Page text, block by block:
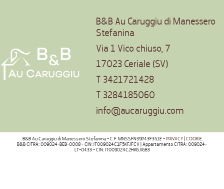
B&B Au Caruggiu di Manessero
Stefanina
Via 1 Vico chiuso, 7
17023 Ceriale (SV)
T 3421721428
T 3284185060
info@aucaruggiu.com
B&B Au Caruggiu di Manessero Stefanina - C.F. MNSSFN39P43F351E -PRIVACY| COOKIE
B&B CITRA: 009024-BEB-0008 - CIN: IT009024C1F5KFJFCV | Appartamento CITRA: 009024-
LT-0433 - CIN: IT009024C2HKGJIGB3